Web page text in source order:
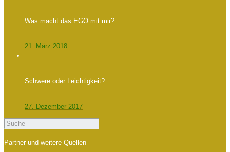
Was macht das EGO mit mir?
21. März 2018
Schwere oder Leichtigkeit?
27. Dezember 2017
Partner und weitere Quellen